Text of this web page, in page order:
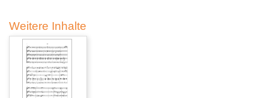
Weitere Inhalte